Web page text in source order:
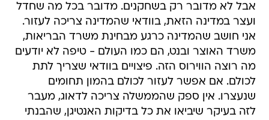
אבל לא מדובר רק בשחקנים. מדובר בכל מה שחדל
ועצר במדינה הזאת, בוודאי שהמדינה צריכה לעזור.
אני חושב שהמדינה כרגע מבחינת משרד הבריאות,
משרד האוצר ובנט, הם כמו העולם - טיפה לא יודעים
מה רוצה הווירוס הזה. פיצויים בוודאי שצריך לתת
לכולם. אם אפשר לעזור לכולם בהמון תחומים
שנעצרו. אין ספק שהממשלה צריכה לדאוג, מעבר
לזה בעיקר שיביאו את כל בדיקות האנטיגן, שהבנתי